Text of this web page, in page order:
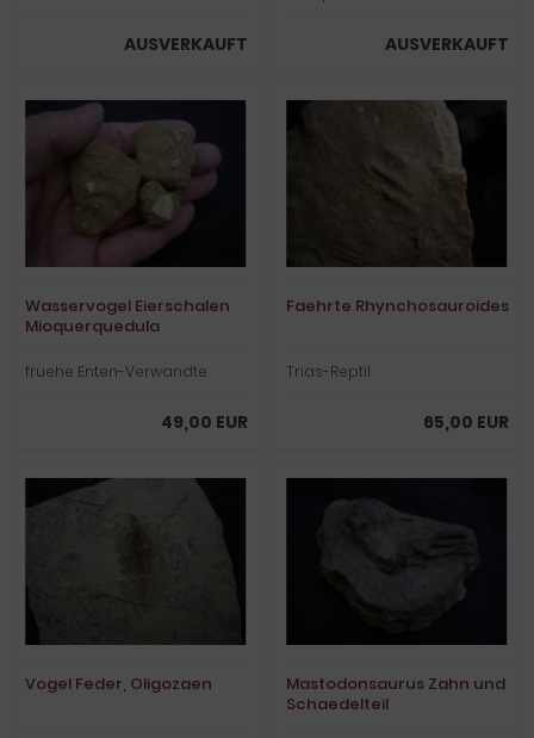
AUSVERKAUFT AUSVERKAUFT
Wasservogel Eierschalen
Mioquerquedula
fruehe Enten-Verwandte
49,00 EUR
Faehrte Rhynchosauroides
Trias-Reptil
65,00 EUR
Vogel Feder, Oligozaen
Mastodonsaurus Zahn und
Schaedelteil